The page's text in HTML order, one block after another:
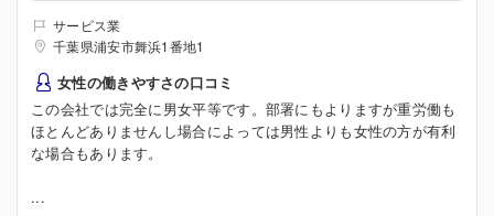
サービス業
千葉県浦安市舞浜1番地1
女性の働きやすさの口コミ
この会社では完全に男女平等です。部署にもよりますが重労働も
ほとんどありませんし場合によっては男性よりも女性の方が有利
な場合もあります。
...